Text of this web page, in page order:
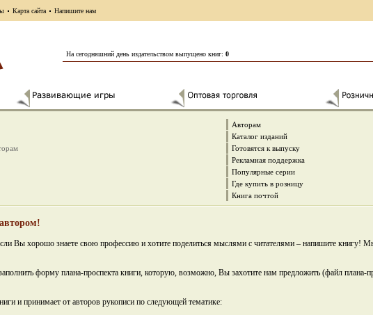
Карта сайта Напишите нам
На сегодняшний день издательством выпущено книг: 0
Авторам
Каталог изданий
Готовятся к выпуску
Рекламная поддержка
Популярные серии
Где купить в розницу
Книга почтой
Вы хорошо знаете свою профессию и хотите поделиться мыслями с читателями – напишите книгу!
форму плана-проспекта книги, которую, возможно, Вы захотите нам предложить (файл
и принимает от авторов рукописи по следующей тематике: